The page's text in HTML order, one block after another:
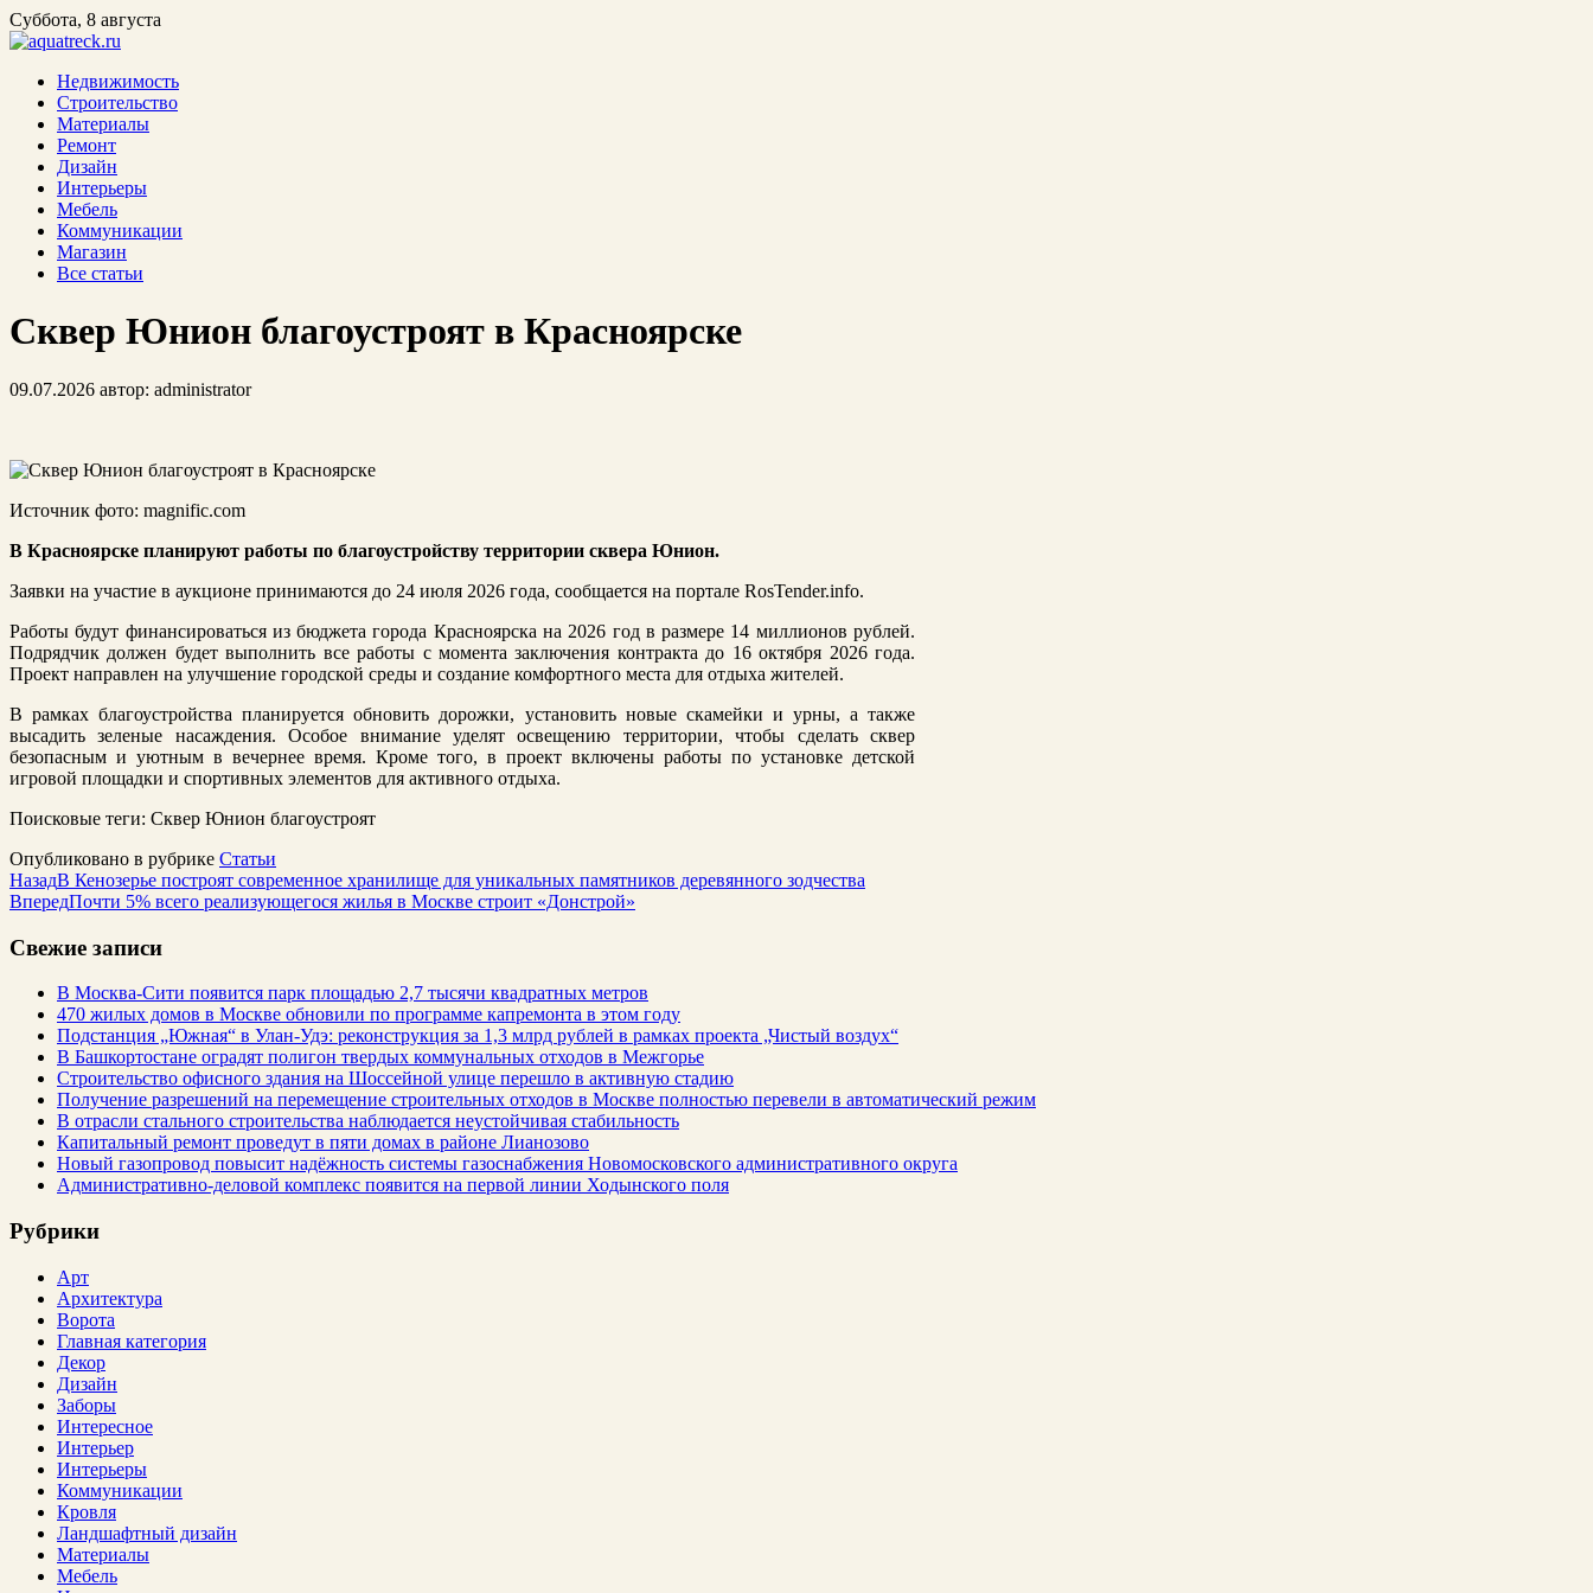
Суббота, 8 августа
Недвижимость
Строительство
Материалы
Ремонт
Дизайн
Интерьеры
Мебель
Коммуникации
Магазин
Все статьи
Сквер Юнион благоустроят в Красноярске
09.07.2026 автор: administrator
Источник фото: magnific.com
В Красноярске планируют работы по благоустройству территории сквера Юнион.
Заявки на участие в аукционе принимаются до 24 июля 2026 года, сообщается на портале RosTender.info.
Работы будут финансироваться из бюджета города Красноярска на 2026 год в размере 14 миллионов рублей.
Подрядчик должен будет выполнить все работы с момента заключения контракта до 16 октября 2026 года.
Проект направлен на улучшение городской среды и создание комфортного места для отдыха жителей.
В рамках благоустройства планируется обновить дорожки, установить новые скамейки и урны, а также
высадить зеленые насаждения. Особое внимание уделят освещению территории, чтобы сделать сквер
безопасным и уютным в вечернее время. Кроме того, в проект включены работы по установке детской
игровой площадки и спортивных элементов для активного отдыха.
Поисковые теги: Сквер Юнион благоустроят
Опубликовано в рубрике Статьи
НазадВ Кенозерье построят современное хранилище для уникальных памятников деревянного зодчества
ВпередПочти 5% всего реализующегося жилья в Москве строит «Донстрой»
Свежие записи
В Москва-Сити появится парк площадью 2,7 тысячи квадратных метров
470 жилых домов в Москве обновили по программе капремонта в этом году
Подстанция „Южная“ в Улан‑Удэ: реконструкция за 1,3 млрд рублей в рамках проекта „Чистый воздух“
В Башкортостане оградят полигон твердых коммунальных отходов в Межгорье
Строительство офисного здания на Шоссейной улице перешло в активную стадию
Получение разрешений на перемещение строительных отходов в Москве полностью перевели в автоматический режим
В отрасли стального строительства наблюдается неустойчивая стабильность
Капитальный ремонт проведут в пяти домах в районе Лианозово
Новый газопровод повысит надёжность системы газоснабжения Новомосковского административного округа
Административно-деловой комплекс появится на первой линии Ходынского поля
Рубрики
Арт
Архитектура
Ворота
Главная категория
Декор
Дизайн
Заборы
Интересное
Интерьер
Интерьеры
Коммуникации
Кровля
Ландшафтный дизайн
Материалы
Мебель